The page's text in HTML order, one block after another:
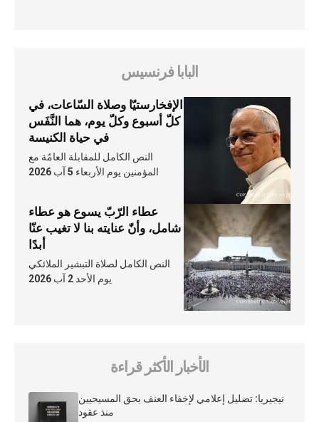
البابا فرنسيس
الإفخارستيّا وصلاة السّاعات، في
كلّ أسبوع وكلّ يوم، هما النَّفَس
في حياة الكنيسة
النص الكامل للمقابلة العامّة مع
المؤمنين يوم الأربعاء 5 آب 2026
عطاء الرّبّ يسوع هو عطاء
شامل، وأنّ عنايته بنا لا تغيب عنّا
أبدًا
النص الكامل لصلاة التبشير الملائكي
يوم الأحد 2 آب 2026
الأخبار الأكثر قراءة
نيجيريا: تضليل إعلامي لإخفاء العنف بحق المسيحيين
منذ عقود